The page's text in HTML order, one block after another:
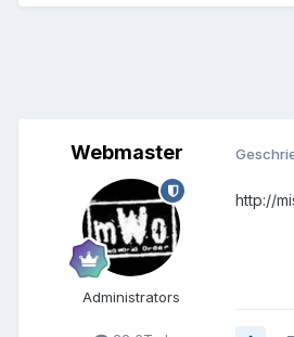
Webmaster
Administrators
http://